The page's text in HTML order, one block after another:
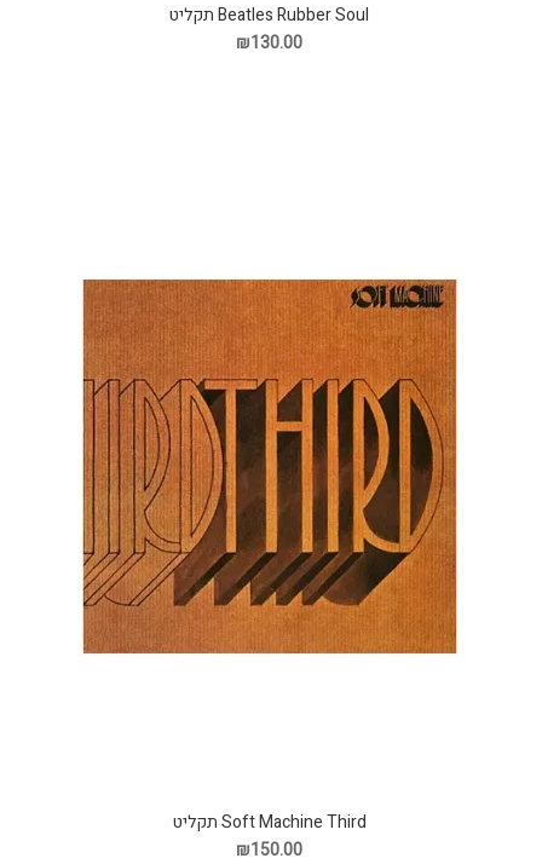
Beatles Rubber Soul תקליט
₪130.00
Soft Machine Third תקליט
₪150.00